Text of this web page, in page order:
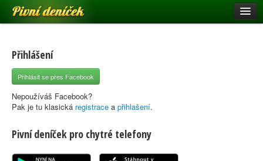
Pivní deníček
Pivní mapa
Pivní značky
Nápověda
Přihlášení
Přihlásit se přes Facebook
Nepoužíváš Facebook?
Pak je tu klasická registrace a přihlašení.
Pivní deníček pro chytré telefony